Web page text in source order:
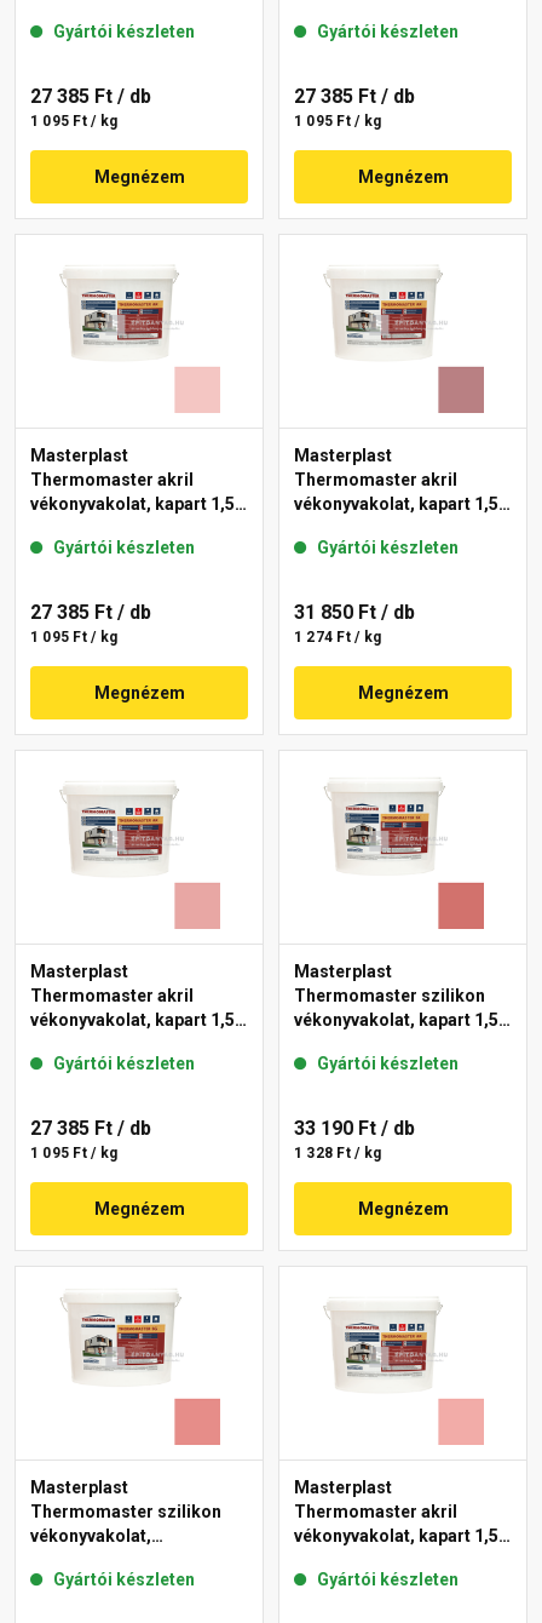
25-D 25 kg
Gyártói készleten
27 385 Ft / db
1 095 Ft / kg
Megnézem
Gyártói készleten
27 385 Ft / db
1 095 Ft / kg
Megnézem
Masterplast
Thermomaster akril
vékonyvakolat, kapart 1,5
Gyártói készleten
27 385 Ft / db
1 095 Ft / kg
Megnézem
Masterplast
Thermomaster akril
vékonyvakolat, kapart 1,5
Gyártói készleten
31 850 Ft / db
1 274 Ft / kg
Megnézem
Masterplast
Thermomaster akril
vékonyvakolat, kapart 1,5
Gyártói készleten
27 385 Ft / db
1 095 Ft / kg
Megnézem
Masterplast
Thermomaster szilikon
vékonyvakolat, kapart 1,5
Gyártói készleten
33 190 Ft / db
1 328 Ft / kg
Megnézem
Masterplast
Thermomaster szilikon
vékonyvakolat,
22-D 25 kg
Gyártói készleten
Masterplast
Thermomaster akril
vékonyvakolat, kapart 1,5
Gyártói készleten